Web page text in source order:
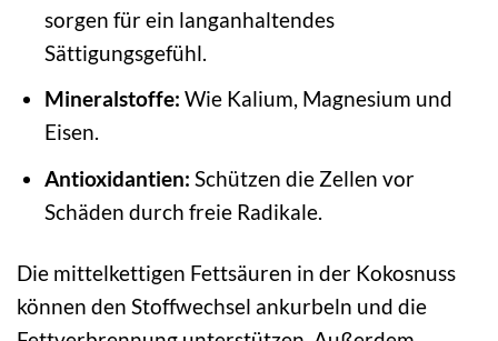
sorgen für ein langanhaltendes
Sättigungsgefühl.
Mineralstoffe: Wie Kalium, Magnesium und
Eisen.
Antioxidantien: Schützen die Zellen vor
Schäden durch freie Radikale.
Die mittelkettigen Fettsäuren in der Kokosnuss
können den Stoffwechsel ankurbeln und die